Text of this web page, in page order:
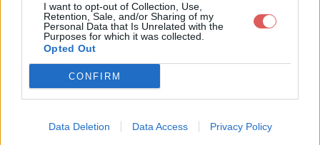
I want to opt-out of Collection, Use,
Retention, Sale, and/or Sharing of my
Personal Data that Is Unrelated with the
Purposes for which it was collected.
Opted Out
CONFIRM
Data Deletion Data Access Privacy Policy
Télécharger Ovnis - l'armee dema
squee - Emmanuel Dehlinger.azw
3